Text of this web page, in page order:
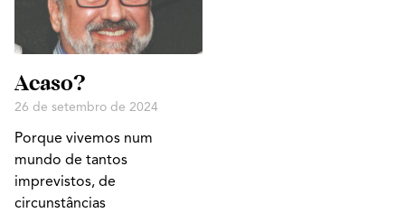
Acaso?
26 de setembro de 2024
Porque vivemos num
mundo de tantos
imprevistos, de
circunstâncias